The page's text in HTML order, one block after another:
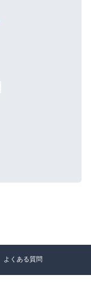
よくある質問